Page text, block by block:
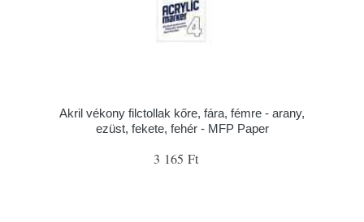
Akril vékony filctollak kőre, fára, fémre - arany,
ezüst, fekete, fehér - MFP Paper
3 165 Ft